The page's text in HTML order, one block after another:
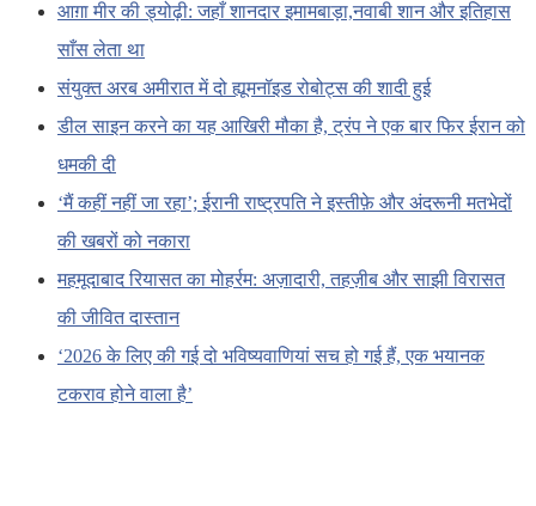
आग़ा मीर की ड्योढ़ी: जहाँ शानदार इमामबाड़ा,नवाबी शान और इतिहास
साँस लेता था
संयुक्त अरब अमीरात में दो ह्यूमनॉइड रोबोट्स की शादी हुई
डील साइन करने का यह आखिरी मौका है, ट्रंप ने एक बार फिर ईरान को
धमकी दी
‘मैं कहीं नहीं जा रहा’; ईरानी राष्ट्रपति ने इस्तीफ़े और अंदरूनी मतभेदों
की खबरों को नकारा
महमूदाबाद रियासत का मोहर्रम: अज़ादारी, तहज़ीब और साझी विरासत
की जीवित दास्तान
‘2026 के लिए की गई दो भविष्यवाणियां सच हो गई हैं, एक भयानक
टकराव होने वाला है’